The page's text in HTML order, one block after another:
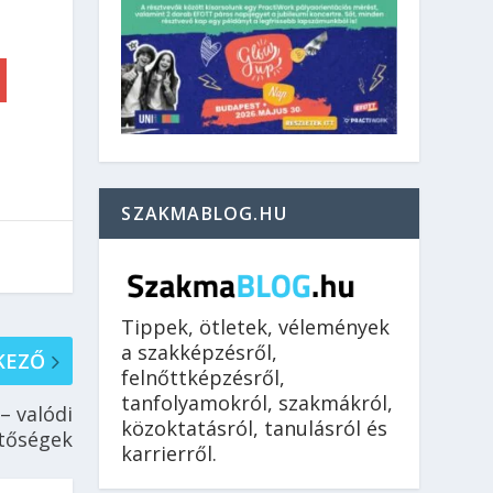
valódi
SZAKMABLOG.HU
Tippek, ötletek, vélemények
a szakképzésről,
felnőttképzésről,
tanfolyamokról, szakmákról,
közoktatásról, tanulásról és
karrierről.